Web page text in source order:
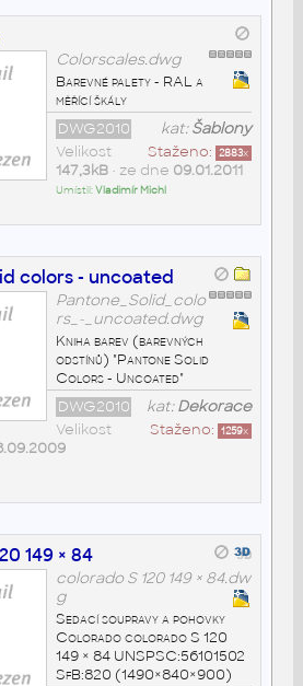
Colorscales.dwg
Barevné palety - RAL a
měřící škály
kat:Šablony
DWG2010
Staženo: 2883x
Velikost
147,3kB• ze dne 09.01.2011
Umístil:Vladimír Michl
colors - uncoated
Pantone_Solid_colo
rs_-_uncoated.dwg
Kniha barev (barevných
odstínů) "Pantone Solid
Colors - Uncoated"
kat:Dekorace
DWG2010
Staženo: 1259x
Velikost
149 × 84
colorado S 120 149 × 84.dw
g
Sedací soupravy a pohovky
Colorado colorado S 120
149 × 84 UNSPSC:56101502
SfB:820 (1490×840×900)